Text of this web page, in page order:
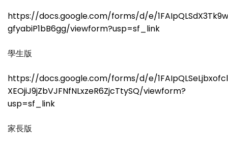
https://docs.google.com/forms/d/e/
gfyabiP1bB6gg/viewform?usp=sf_link
學生版
https://docs.google.com/forms/d/e/
XEOjiJ9jZbVJFNfNLxzeR6ZjcTtySQ/viewform?
usp=sf_link
家長版